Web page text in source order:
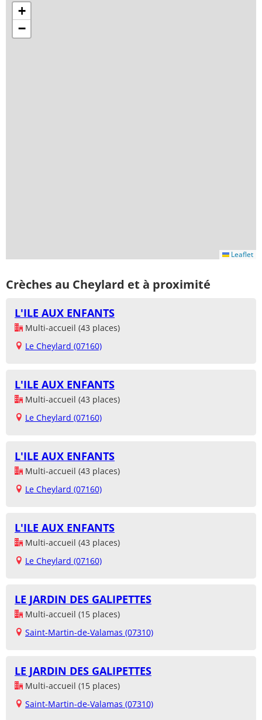
+
−
Leaflet
Crèches au Cheylard et à proximité
L'ILE AUX ENFANTS
Multi-accueil (43 places)
Le Cheylard (07160)
L'ILE AUX ENFANTS
Multi-accueil (43 places)
Le Cheylard (07160)
L'ILE AUX ENFANTS
Multi-accueil (43 places)
Le Cheylard (07160)
L'ILE AUX ENFANTS
Multi-accueil (43 places)
Le Cheylard (07160)
LE JARDIN DES GALIPETTES
Multi-accueil (15 places)
Saint-Martin-de-Valamas (07310)
LE JARDIN DES GALIPETTES
Multi-accueil (15 places)
Saint-Martin-de-Valamas (07310)